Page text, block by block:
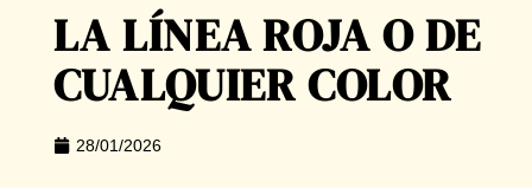
LA LÍNEA ROJA O DE
CUALQUIER COLOR
28/01/2026